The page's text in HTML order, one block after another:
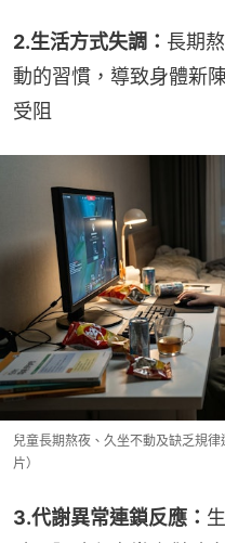
2.生活方式失調： 長期
動的習慣，導致身體新
受阻
兒童長期熬夜、久坐不動及缺乏規
片）
3.代謝異常連鎖反應：